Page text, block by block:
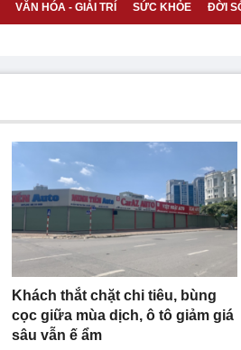
VĂN HÓA - GIẢI TRÍ SỨC KHỎE ĐỜI
Khách thắt chặt chi tiêu, bùng
cọc giữa mùa dịch, ô tô giảm giá
sâu vẫn ế ẩm